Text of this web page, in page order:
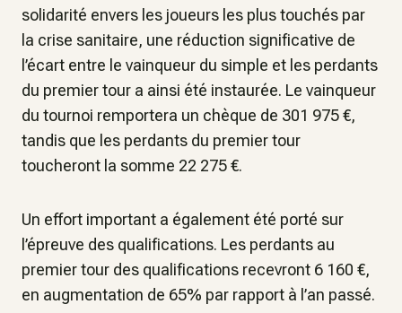
solidarité envers les joueurs les plus touchés par
la crise sanitaire, une réduction significative de
l’écart entre le vainqueur du simple et les perdants
du premier tour a ainsi été instaurée. Le vainqueur
du tournoi remportera un chèque de 301 975 €,
tandis que les perdants du premier tour
toucheront la somme 22 275 €.
Un effort important a également été porté sur
l’épreuve des qualifications. Les perdants au
premier tour des qualifications recevront 6 160 €,
en augmentation de 65% par rapport à l’an passé.